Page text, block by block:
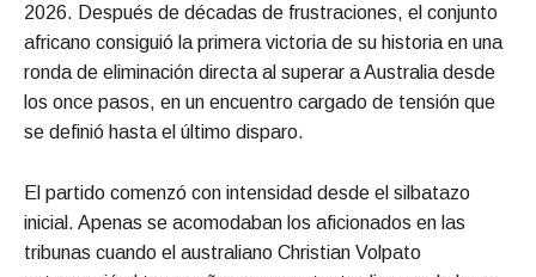
2026. Después de décadas de frustraciones, el conjunto
africano consiguió la primera victoria de su historia en una
ronda de eliminación directa al superar a Australia desde
los once pasos, en un encuentro cargado de tensión que
se definió hasta el último disparo.
El partido comenzó con intensidad desde el silbatazo
inicial. Apenas se acomodaban los aficionados en las
tribunas cuando el australiano Christian Volpato